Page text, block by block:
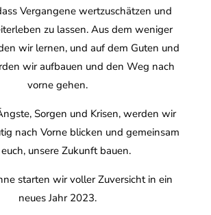
Vergangene wertzuschätzen und
zu lassen. Aus dem weniger
wir lernen, und auf dem Guten und
wir aufbauen und den Weg nach
vorne gehen.
Sorgen und Krisen, werden wir
nach Vorne blicken und gemeinsam
unsere Zukunft bauen.
starten wir voller Zuversicht in ein
neues Jahr 2023.